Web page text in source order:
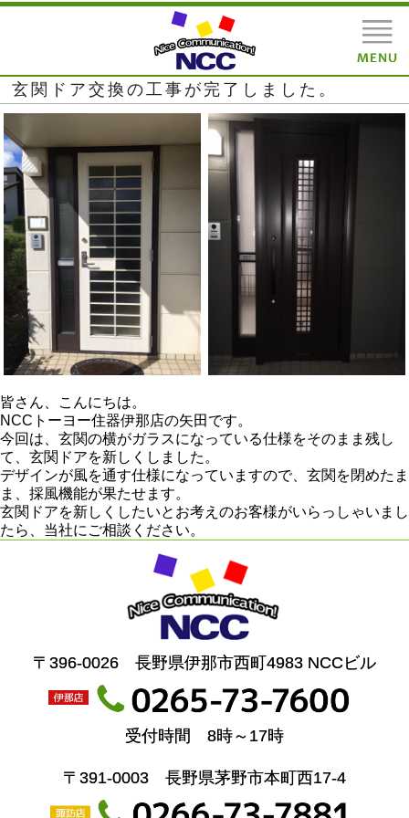
玄関ドア交換の工事が完了しました。
皆さん、こんにちは。
NCCトーヨー住器伊那店の矢田です。
今回は、玄関の横がガラスになっている仕様をそのまま残し
て、玄関ドアを新しくしました。
デザインが風を通す仕様になっていますので、玄関を閉めたま
ま、採風機能が果たせます。
玄関ドアを新しくしたいとお考えのお客様がいらっしゃいまし
たら、当社にご相談ください。
〒396-0026 長野県伊那市西町4983 NCCビル
受付時間 8時～17時
〒391-0003 長野県茅野市本町西17-4